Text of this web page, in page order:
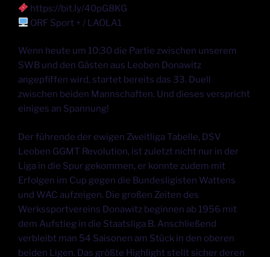
https://bit.ly/40pG8KG
ORF Sport + / LAOLA1
Wenn heute um 10:30 die Partie zwischen unserem
SWB und den Gästen aus Leoben Donawitz
angepfiffen wird, startet bereits das 33. Duell
zwischen beiden Mannschaften. Und dieses verspricht
einiges an Spannung!
Der führende der ewigen Zweitliga Tabelle, DSV
Leoben GGMT Revolution, ist zuletzt nicht nur in der
Liga in die Spur gekommen, er konnte zudem mit
Erfolgen im Cup gegen die Bundesligisten Wattens
und WAC aufzeigen. Die großen Zeiten des
Werkssportvereins Donawitz beginnen ab 1956 mit
dem Aufstieg in die Staatsliga B. Anschließend
verbleibt man 54 Saisonen am Stück in den oberen
beiden Ligen. Das größte Highlight stellt sicher deren